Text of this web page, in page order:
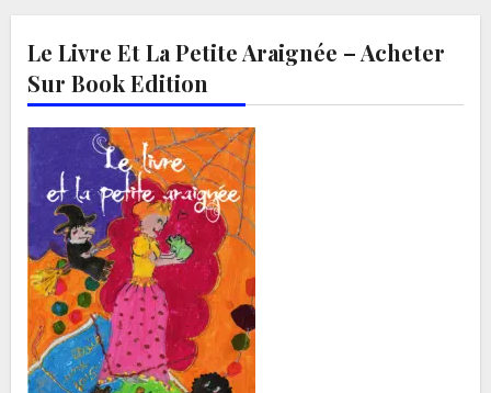
Le Livre Et La Petite Araignée – Acheter
Sur Book Edition